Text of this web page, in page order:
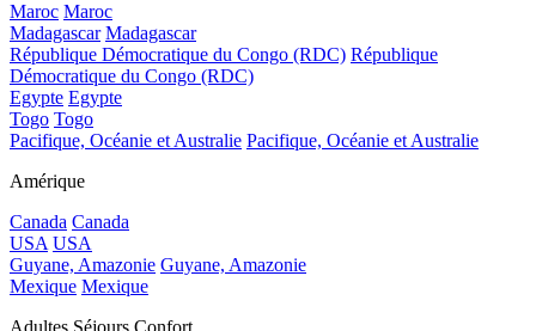
Maroc Maroc
Madagascar Madagascar
République Démocratique du Congo (RDC) République
Démocratique du Congo (RDC)
Egypte Egypte
Togo Togo
Pacifique, Océanie et Australie Pacifique, Océanie et Australie
Amérique
Canada Canada
USA USA
Guyane, Amazonie Guyane, Amazonie
Mexique Mexique